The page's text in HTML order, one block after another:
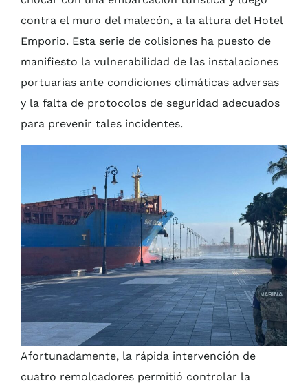
contra el muro del malecón, a la altura del Hotel
Emporio. Esta serie de colisiones ha puesto de
manifiesto la vulnerabilidad de las instalaciones
portuarias ante condiciones climáticas adversas
y la falta de protocolos de seguridad adecuados
para prevenir tales incidentes.
Afortunadamente, la rápida intervención de
cuatro remolcadores permitió controlar la